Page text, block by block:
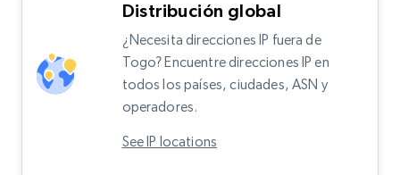
Distribución global
¿Necesita direcciones IP fuera de
Togo? Encuentre direcciones IP en
todos los países, ciudades, ASN y
operadores.
See IP locations